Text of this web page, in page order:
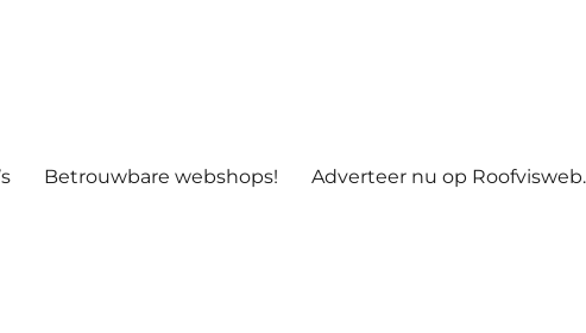
Betrouwbare webshops! Adverteer nu op